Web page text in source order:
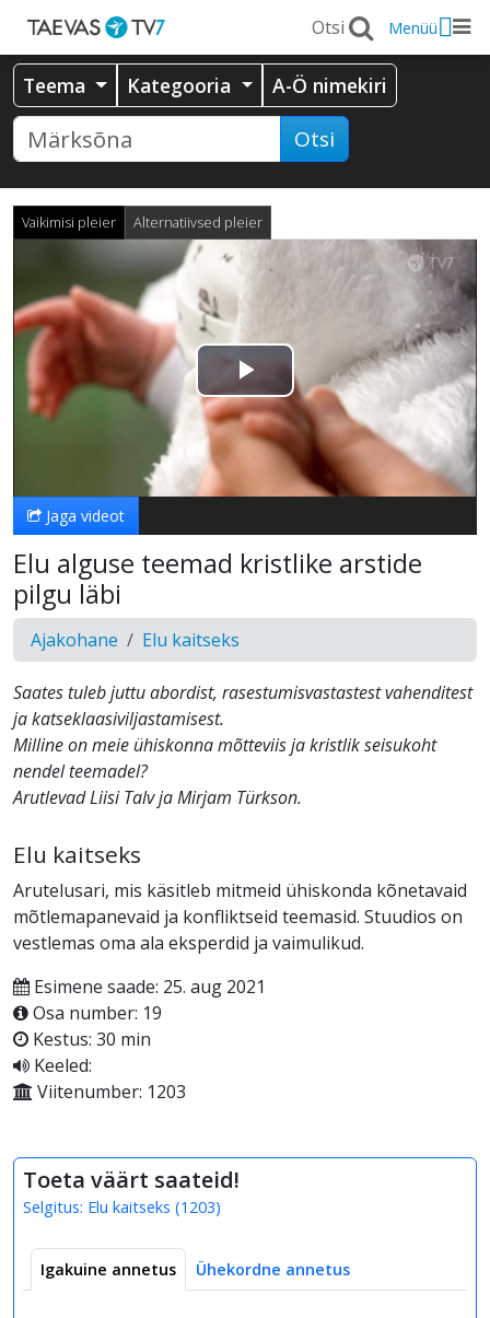
Menüü
Teema Kategooria A-Ö nimekiri
Otsi
Vaikimisi pleier Alternatiivsed pleier
Esita
video
Jaga videot
Elu alguse teemad kristlike arstide
pilgu läbi
Ajakohane Elu kaitseks
Saates tuleb juttu abordist, rasestumisvastastest vahenditest
ja katseklaasiviljastamisest.
Milline on meie ühiskonna mõtteviis ja kristlik seisukoht
nendel teemadel?
Arutlevad Liisi Talv ja Mirjam Türkson.
Elu kaitseks
Arutelusari, mis käsitleb mitmeid ühiskonda kõnetavaid
mõtlemapanevaid ja konfliktseid teemasid. Stuudios on
vestlemas oma ala eksperdid ja vaimulikud.
Esimene saade: 25. aug 2021
Osa number: 19
Kestus: 30 min
Keeled:
Viitenumber: 1203
Toeta väärt saateid!
Selgitus: Elu kaitseks (1203)
Igakuine annetus Ühekordne annetus